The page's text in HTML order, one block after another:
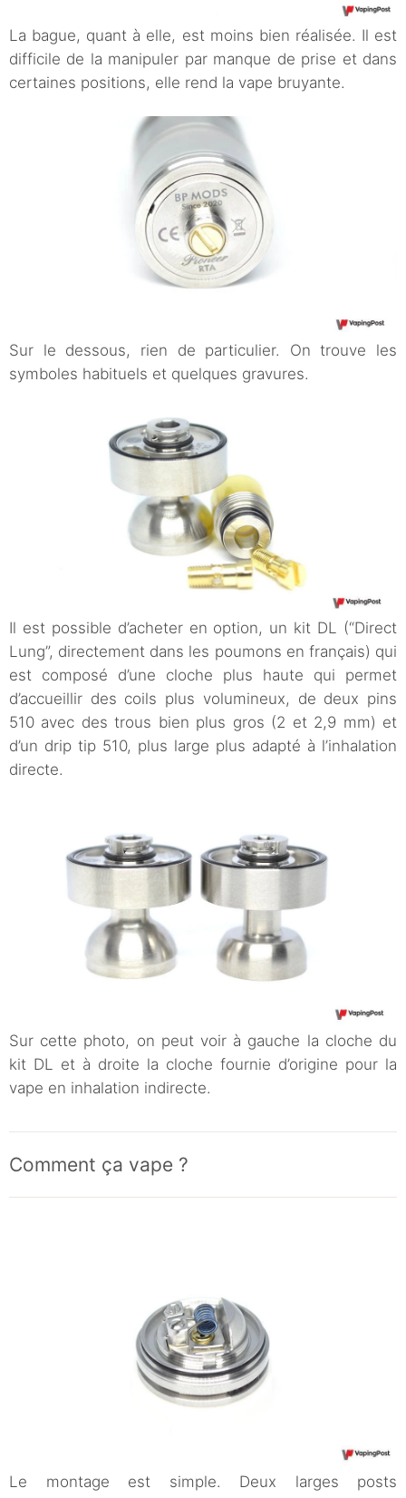
La bague, quant à elle, est moins bien réalisée. Il est
difficile de la manipuler par manque de prise et dans
certaines positions, elle rend la vape bruyante.
Sur le dessous, rien de particulier. On trouve les
symboles habituels et quelques gravures.
Il est possible d’acheter en option, un kit DL (“Direct
Lung”, directement dans les poumons en français) qui
est composé d’une cloche plus haute qui permet
d’accueillir des coils plus volumineux, de deux pins
510 avec des trous bien plus gros (2 et 2,9 mm) et
d’un drip tip 510, plus large plus adapté à l’inhalation
directe.
Sur cette photo, on peut voir à gauche la cloche du
kit DL et à droite la cloche fournie d’origine pour la
vape en inhalation indirecte.
Comment ça vape ?
Le montage est simple. Deux larges posts